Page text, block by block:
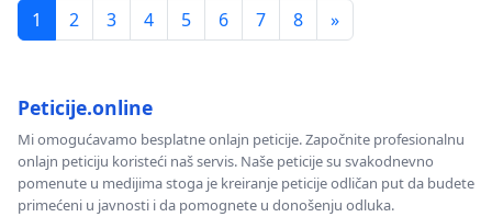
1
2 3 4 5 6 7 8 »
Peticije.online
Mi omogućavamo besplatne onlajn peticije. Započnite profesionalnu
onlajn peticiju koristeći naš servis. Naše peticije su svakodnevno
pomenute u medijima stoga je kreiranje peticije odličan put da budete
primećeni u javnosti i da pomognete u donošenju odluka.